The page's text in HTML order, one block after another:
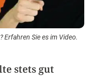
Erfahren Sie es im Video.
stets gut